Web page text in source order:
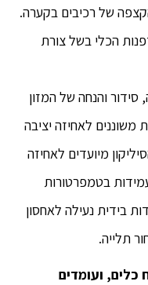
והקצפה של רכיבים בקערה.
הכלי בשל צורת
סידור והנחה של המזון
לאחיזה יציבה
מיועדים לאחיזה
בטמפרטורות
בידית נעילה לאחסון
תלייה.
ועומדים